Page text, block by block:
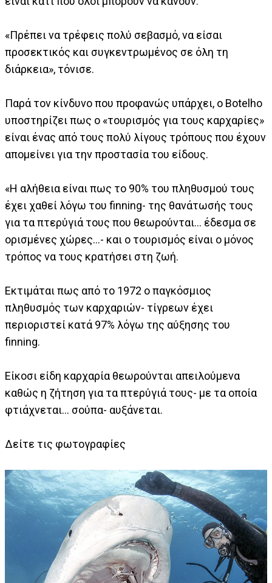
«Πρέπει να τρέφεις πολύ σεβασμό, να είσαι
προσεκτικός και συγκεντρωμένος σε όλη τη
διάρκεια», τόνισε.
Παρά τον κίνδυνο που προφανώς υπάρχει, ο Botelho
υποστηρίζει πως ο «τουρισμός για τους καρχαρίες»
είναι ένας από τους πολύ λίγους τρόπους που έχουν
απομείνει για την προστασία του είδους.
«Η αλήθεια είναι πως το 90% του πληθυσμού τους
έχει χαθεί λόγω του finning- της θανάτωσής τους
για τα πτερύγιά τους που θεωρούνται... έδεσμα σε
ορισμένες χώρες...- και ο τουρισμός είναι ο μόνος
τρόπος να τους κρατήσει στη ζωή.
Εκτιμάται πως από το 1972 ο παγκόσμιος
πληθυσμός των καρχαριών- τίγρεων έχει
περιοριστεί κατά 97% λόγω της αύξησης του
finning.
Είκοσι είδη καρχαρία θεωρούνται απειλούμενα
καθώς η ζήτηση για τα πτερύγιά τους- με τα οποία
φτιάχνεται... σούπα- αυξάνεται.
Δείτε τις φωτογραφίες